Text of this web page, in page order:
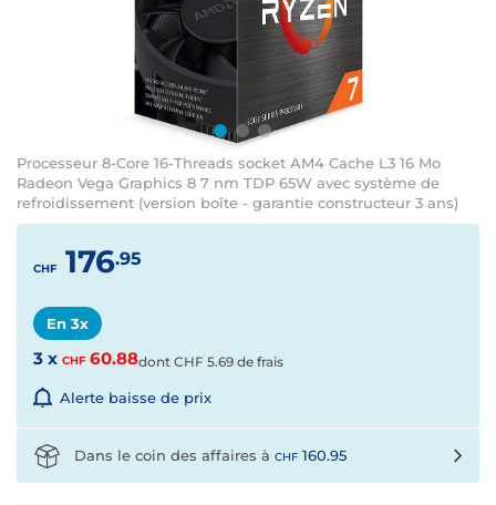
Processeur 8-Core 16-Threads socket AM4 Cache L3 16 Mo
Radeon Vega Graphics 8 7 nm TDP 65W avec système de
refroidissement (version boîte - garantie constructeur 3 ans)
CHF 176.95
En 3x
3 x CHF60.88dont CHF 5.69 de frais
Alerte baisse de prix
Dans le coin des affaires à CHF 160.95